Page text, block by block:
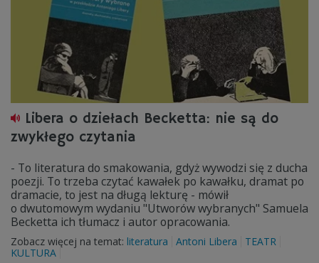
Libera o dziełach Becketta: nie są do
zwykłego czytania
- To literatura do smakowania, gdyż wywodzi się z ducha
poezji. To trzeba czytać kawałek po kawałku, dramat po
dramacie, to jest na długą lekturę - mówił
o dwutomowym wydaniu "Utworów wybranych" Samuela
Becketta ich tłumacz i autor opracowania.
Zobacz więcej na temat: literatura Antoni Libera
TEATR
KULTURA